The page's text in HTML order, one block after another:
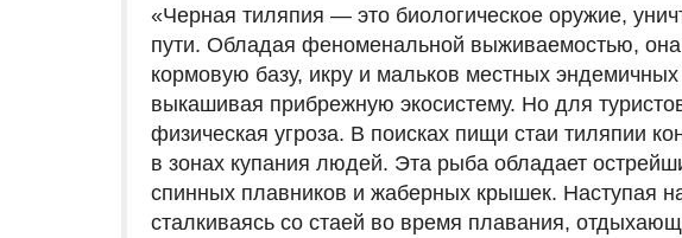
«Черная тиляпия — это биологическое оружие,
пути. Обладая феноменальной выживаемостью,
кормовую базу, икру и мальков местных
выкашивая прибрежную экосистему. Но для
физическая угроза. В поисках пищи стаи тиляпии
в зонах купания людей. Эта рыба обладает
спинных плавников и жаберных крышек. Наступая
сталкиваясь со стаей во время плавания,